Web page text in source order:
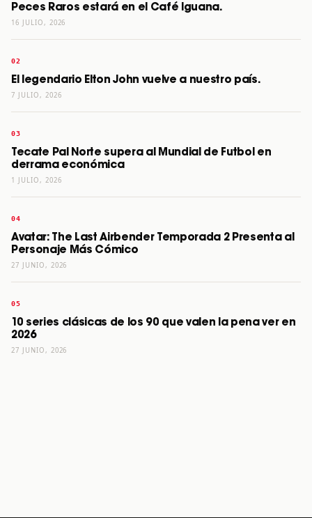
Peces Raros estará en el Café Iguana.
16 JULIO, 2026
El legendario Elton John vuelve a nuestro país.
7 JULIO, 2026
Tecate Pal Norte supera al Mundial de Futbol en
derrama económica
1 JULIO, 2026
Avatar: The Last Airbender Temporada 2 Presenta al
Personaje Más Cómico
27 JUNIO, 2026
10 series clásicas de los 90 que valen la pena ver en
2026
27 JUNIO, 2026